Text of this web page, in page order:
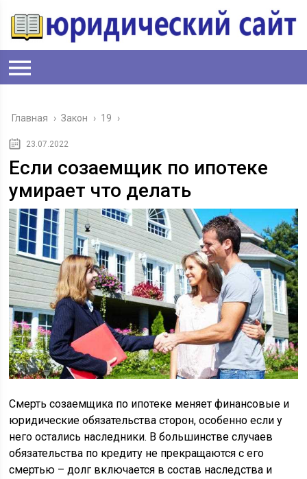
Главная › Закон › 19 ›
23.07.2022
Если созаемщик по ипотеке
умирает что делать
Смерть созаемщика по ипотеке меняет финансовые и
юридические обязательства сторон, особенно если у
него остались наследники. В большинстве случаев
обязательства по кредиту не прекращаются с его
смертью – долг включается в состав наследства и